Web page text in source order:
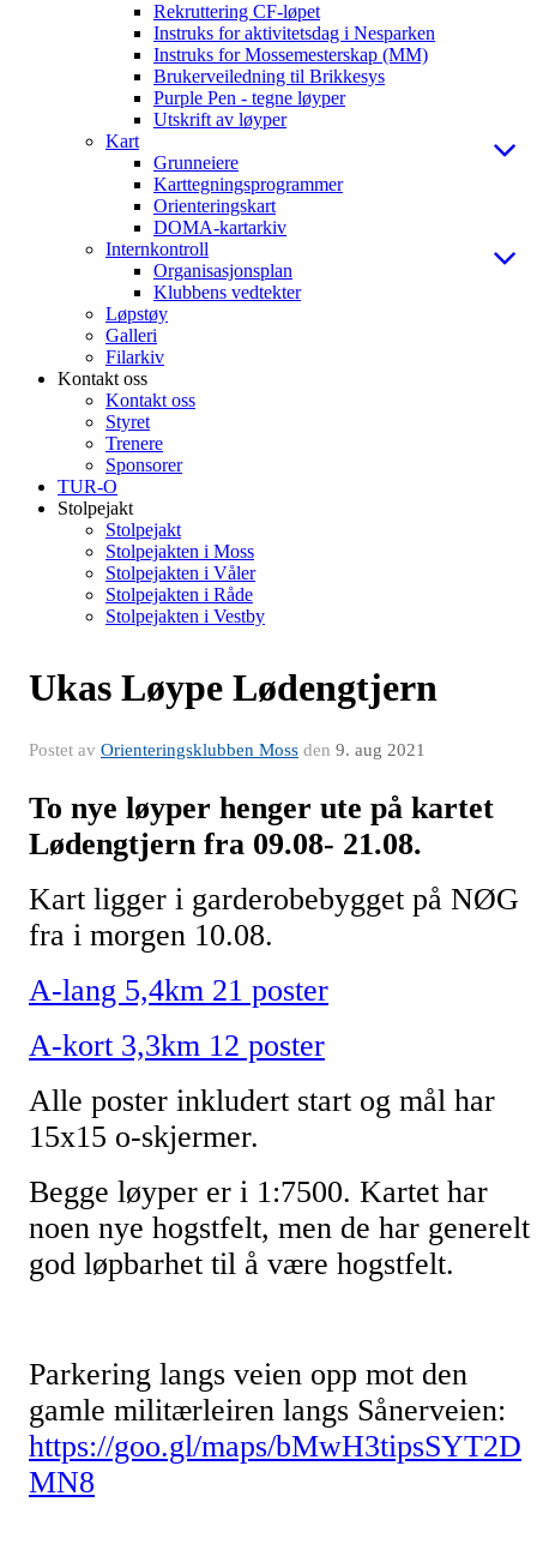
Rekruttering CF-løpet
Instruks for aktivitetsdag i Nesparken
Instruks for Mossemesterskap (MM)
Brukerveiledning til Brikkesys
Purple Pen - tegne løyper
Utskrift av løyper
Kart
Grunneiere
Karttegningsprogrammer
Orienteringskart
DOMA-kartarkiv
Internkontroll
Organisasjonsplan
Klubbens vedtekter
Løpstøy
Galleri
Filarkiv
Kontakt oss
Kontakt oss
Styret
Trenere
Sponsorer
TUR-O
Stolpejakt
Stolpejakt
Stolpejakten i Moss
Stolpejakten i Våler
Stolpejakten i Råde
Stolpejakten i Vestby
Ukas Løype Lødengtjern
Postet av Orienteringsklubben Moss den 9. aug 2021
To nye løyper henger ute på kartet
Lødengtjern fra 09.08- 21.08.
Kart ligger i garderobebygget på NØG
fra i morgen 10.08.
A-lang 5,4km 21 poster
A-kort 3,3km 12 poster
Alle poster inkludert start og mål har
15x15 o-skjermer.
Begge løyper er i 1:7500. Kartet har
noen nye hogstfelt, men de har generelt
god løpbarhet til å være hogstfelt.
Parkering langs veien opp mot den
gamle militærleiren langs Sånerveien:
https://goo.gl/maps/bMwH3tipsSYT2D
MN8